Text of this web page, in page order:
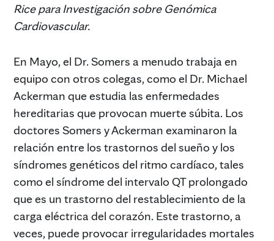
Rice para Investigación sobre Genómica
Cardiovascular.
En Mayo, el Dr. Somers a menudo trabaja en
equipo con otros colegas, como el Dr. Michael
Ackerman que estudia las enfermedades
hereditarias que provocan muerte súbita. Los
doctores Somers y Ackerman examinaron la
relación entre los trastornos del sueño y los
síndromes genéticos del ritmo cardíaco, tales
como el síndrome del intervalo QT prolongado
que es un trastorno del restablecimiento de la
carga eléctrica del corazón. Este trastorno, a
veces, puede provocar irregularidades mortales